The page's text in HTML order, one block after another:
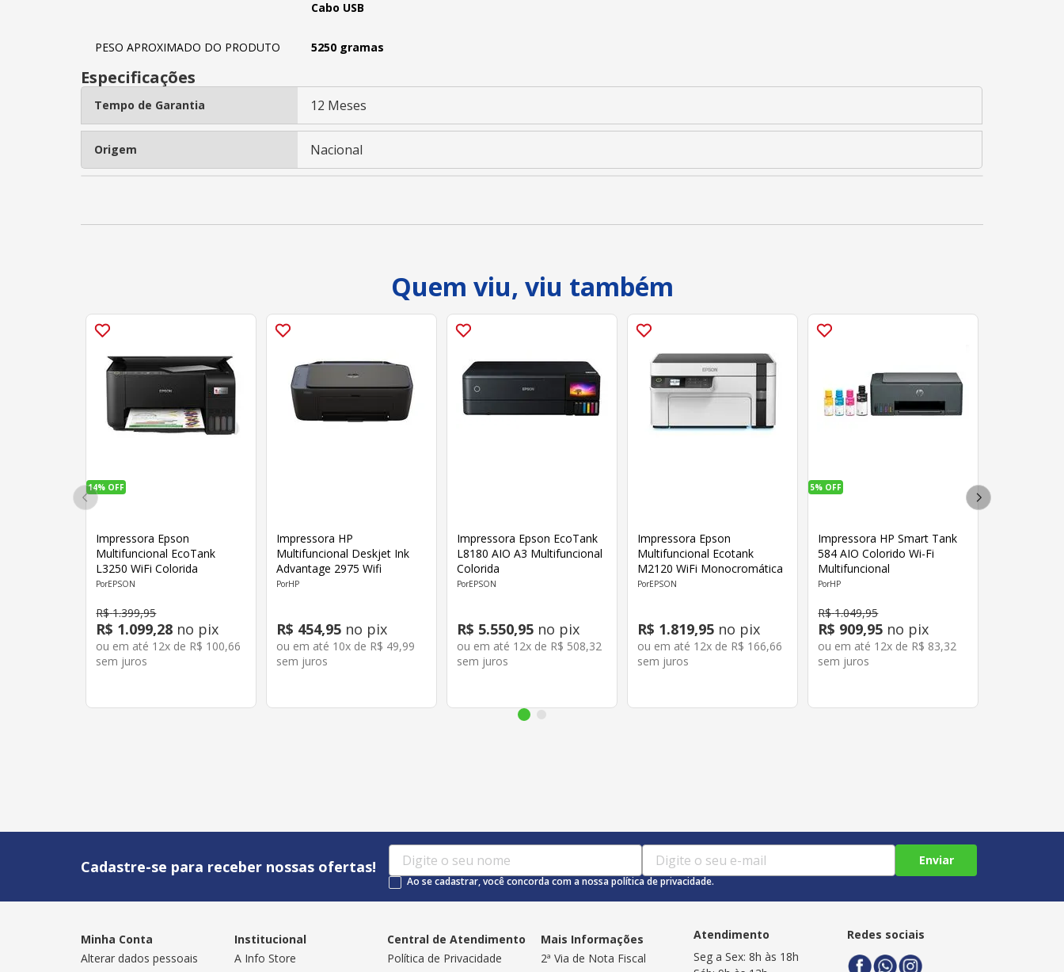
Cabo USB
PESO APROXIMADO DO PRODUTO 5250 gramas
Especificações
Tempo de Garantia 12 Meses
Origem Nacional
Quem viu, viu também
14% OFF
Impressora Epson
Multifuncional EcoTank
L3250 WiFi Colorida
EPSON
R$ 1.399,95
R$ 1.099,28 no pix
ou em até 12x de R$ 100,66
sem juros
Impressora HP
Multifuncional Deskjet Ink
Advantage 2975 Wifi
HP
R$ 454,95 no pix
ou em até 10x de R$ 49,99
sem juros
Impressora Epson EcoTank
L8180 AIO A3 Multifuncional
Colorida
EPSON
R$ 5.550,95 no pix
ou em até 12x de R$ 508,32
sem juros
Impressora Epson
Multifuncional Ecotank
M2120 WiFi Monocromática
EPSON
R$ 1.819,95 no pix
ou em até 12x de R$ 166,66
sem juros
5% OFF
Impressora HP Smart Tank
584 AIO Colorido Wi-Fi
Multifuncional
HP
R$ 1.049,95
R$ 909,95 no pix
ou em até 12x de R$ 83,32
sem juros
Cadastre-se para receber nossas ofertas! Enviar
Ao se cadastrar, você concorda com a nossa política de privacidade.
Minha Conta
Alterar dados pessoais
Institucional
A Info Store
Central de Atendimento
Política de Privacidade
Mais Informações
2ª Via de Nota Fiscal
Atendimento
Seg a Sex: 8h às 18h
Redes sociais